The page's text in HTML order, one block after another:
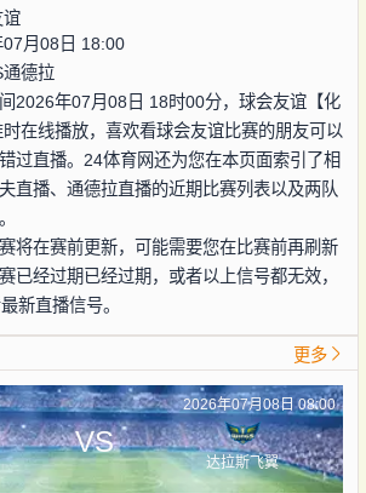
谊
07月08日 18:00
通德拉
2026年07月08日 18时00分，球会友谊【化
在线播放，喜欢看球会友谊比赛的朋友可以
过直播。24体育网还为您在本页面索引了相
直播、通德拉直播的近期比赛列表以及两队
将在赛前更新，可能需要您在比赛前再刷新
已经过期已经过期，或者以上信号都无效，
新直播信号。
更多
2026年07月08日 08:00
VS
达拉斯飞翼